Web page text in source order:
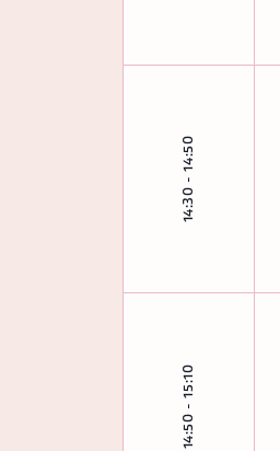
14:30 - 14:50
14:50 - 15:10